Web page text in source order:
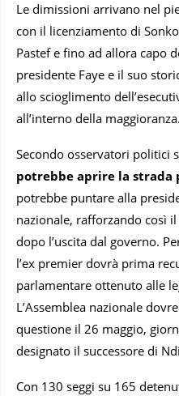
Le dimissioni arrivano nel
con il licenziamento di
Pastef e fino ad allora capo
presidente Faye e il suo
allo scioglimento
all’interno della maggioranza.
Secondo osservatori politici
potrebbe aprire la strada
potrebbe puntare alla
nazionale, rafforzando così
dopo l’uscita dal governo.
l’ex premier dovrà prima
parlamentare ottenuto alle
L’Assemblea nazionale
questione il 26 maggio,
designato il successore di
Con 130 seggi su 165